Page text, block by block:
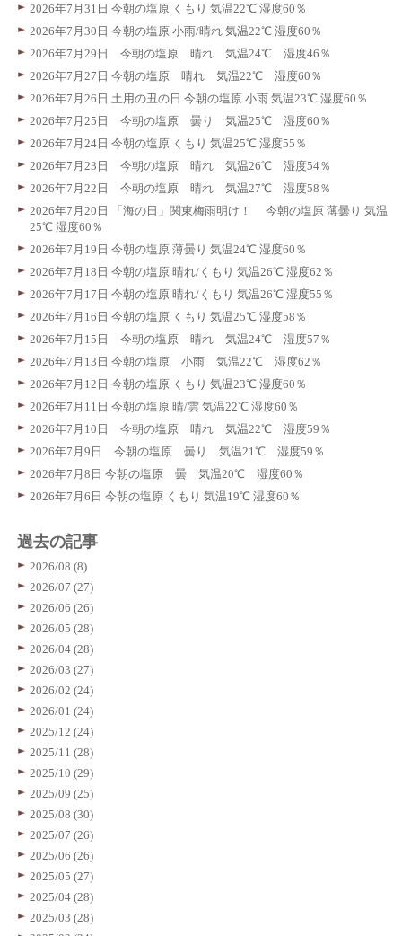
2026年7月31日 今朝の塩原 くもり 気温22℃ 湿度60％
2026年7月30日 今朝の塩原 小雨/晴れ 気温22℃ 湿度60％
2026年7月29日 今朝の塩原 晴れ 気温24℃ 湿度46％
2026年7月27日 今朝の塩原 晴れ 気温22℃ 湿度60％
2026年7月26日 土用の丑の日 今朝の塩原 小雨 気温23℃ 湿度60％
2026年7月25日 今朝の塩原 曇り 気温25℃ 湿度60％
2026年7月24日 今朝の塩原 くもり 気温25℃ 湿度55％
2026年7月23日 今朝の塩原 晴れ 気温26℃ 湿度54％
2026年7月22日 今朝の塩原 晴れ 気温27℃ 湿度58％
2026年7月20日 「海の日」関東梅雨明け！ 今朝の塩原 薄曇り 気温
25℃ 湿度60％
2026年7月19日 今朝の塩原 薄曇り 気温24℃ 湿度60％
2026年7月18日 今朝の塩原 晴れ/くもり 気温26℃ 湿度62％
2026年7月17日 今朝の塩原 晴れ/くもり 気温26℃ 湿度55％
2026年7月16日 今朝の塩原 くもり 気温25℃ 湿度58％
2026年7月15日 今朝の塩原 晴れ 気温24℃ 湿度57％
2026年7月13日 今朝の塩原 小雨 気温22℃ 湿度62％
2026年7月12日 今朝の塩原 くもり 気温23℃ 湿度60％
2026年7月11日 今朝の塩原 晴/雲 気温22℃ 湿度60％
2026年7月10日 今朝の塩原 晴れ 気温22℃ 湿度59％
2026年7月9日 今朝の塩原 曇り 気温21℃ 湿度59％
2026年7月8日 今朝の塩原 曇 気温20℃ 湿度60％
2026年7月6日 今朝の塩原 くもり 気温19℃ 湿度60％
過去の記事
2026/08 (8)
2026/07 (27)
2026/06 (26)
2026/05 (28)
2026/04 (28)
2026/03 (27)
2026/02 (24)
2026/01 (24)
2025/12 (24)
2025/11 (28)
2025/10 (29)
2025/09 (25)
2025/08 (30)
2025/07 (26)
2025/06 (26)
2025/05 (27)
2025/04 (28)
2025/03 (28)